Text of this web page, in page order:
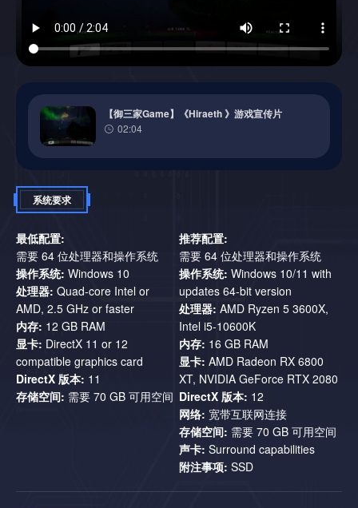
生存体验来打破这种模式，从而保持乐趣和流量不变。✅创新
的生存机制: 吃，喝，休息，治疗，充电，管理氧气。始终监
控你的EVA套装的空气供应。管理和维护装备和健康。✅四个
挑战。弃儿: 对退伍军人来说很难。虚空骑士: 噩梦，极限挑
战。✅玩家自由: 多种游戏风格: 侵略性或战略性。随机化、辅
助功能选项、rougelite元素。独特的游戏每个会话。✅无障碍
和优雅: 可调节的家长设置。专为不同的技能水平。避免不必
要的戈尔。
Key Features:
Hand-Crafted Open World
Scour the planet for resources, facing environmental hazards
and predators. Every journey is a test of survival.
Deep Survival Mechanics
Manage hunger, hydration, health, and equipment durability in a
system tailored for both novice and seasoned survivors.
Crafting & Upgrades
Master crafting to create essential gear and upgrade your EVA
suit for better survival odds.
Progressive Skills & Perks
Earn skills and perks that enhance your abilities, making each
survival attempt more strategic.
【御三家Game】《Hiraeth 》游戏宣传片
02:04
系统要求
最低配置:
需要 64 位处理器和操作系统
操作系统: Windows 10
处理器: Quad-core Intel or
AMD, 2.5 GHz or faster
内存: 12 GB RAM
显卡: DirectX 11 or 12
compatible graphics card
DirectX 版本: 11
存储空间: 需要 70 GB 可用空间
推荐配置:
需要 64 位处理器和操作系统
操作系统: Windows 10/11 with
updates 64-bit version
处理器: AMD Ryzen 5 3600X,
Intel i5-10600K
内存: 16 GB RAM
显卡: AMD Radeon RX 6800
XT, NVIDIA GeForce RTX 2080
DirectX 版本: 12
网络: 宽带互联网连接
存储空间: 需要 70 GB 可用空间
声卡: Surround capabilities
附注事项: SSD